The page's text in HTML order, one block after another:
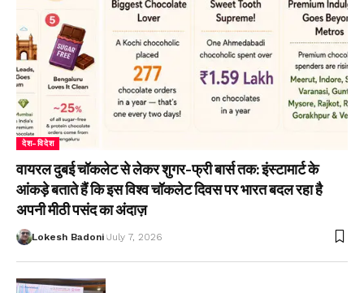
देश-विदेश
वायरल दुबई चॉकलेट से लेकर शुगर-फ्री बार्स तक: इंस्टामार्ट के
आंकड़े बताते हैं कि इस विश्व चॉकलेट दिवस पर भारत बदल रहा है
अपनी मीठी पसंद का अंदाज़
Lokesh Badoni July 7, 2026